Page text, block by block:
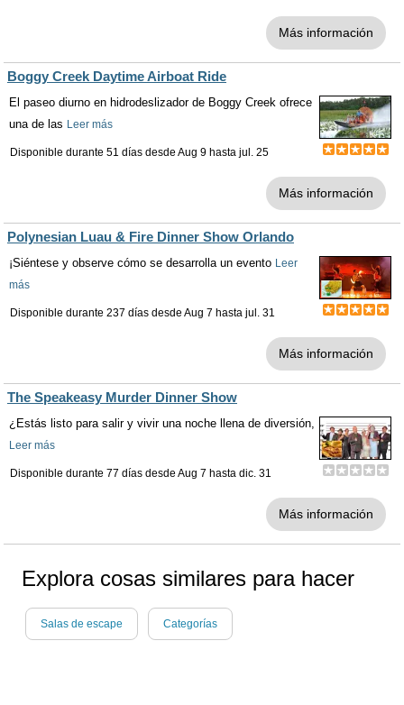
Más información
Boggy Creek Daytime Airboat Ride
El paseo diurno en hidrodeslizador de Boggy Creek ofrece
una de las Leer más
Disponible durante 51 días desde Aug 9 hasta jul. 25
Más información
Polynesian Luau & Fire Dinner Show Orlando
¡Siéntese y observe cómo se desarrolla un evento Leer
más
Disponible durante 237 días desde Aug 7 hasta jul. 31
Más información
The Speakeasy Murder Dinner Show
¿Estás listo para salir y vivir una noche llena de diversión,
Leer más
Disponible durante 77 días desde Aug 7 hasta dic. 31
Más información
Explora cosas similares para hacer
Salas de escape Categorías